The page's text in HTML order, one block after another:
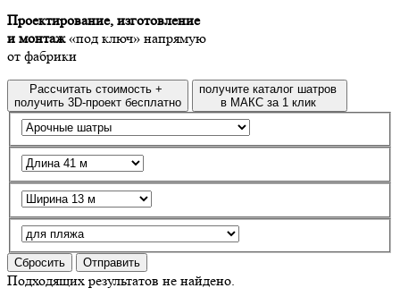
Проектирование, изготовление
и монтаж«под ключ» напрямую
от фабрики
Рассчитать стоимость +
получить 3D-проект бесплатно
получите каталог шатров
в МАКС за 1 клик
Сбросить Отправить
Подходящих результатов не найдено.